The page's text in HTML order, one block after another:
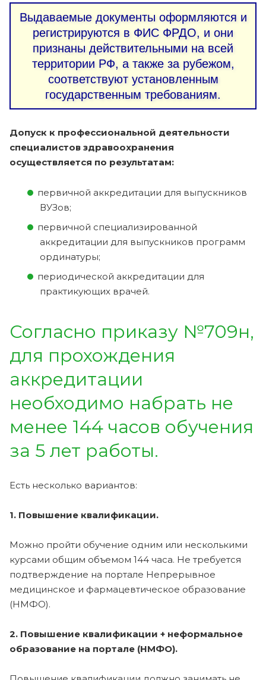
Выдаваемые документы оформляются и
регистрируются в ФИС ФРДО, и они
признаны действительными на всей
территории РФ, а также за рубежом,
соответствуют установленным
государственным требованиям.
Допуск к профессиональной деятельности
специалистов здравоохранения
осуществляется по результатам:
первичной аккредитации для выпускников
ВУЗов;
первичной специализированной
аккредитации для выпускников программ
ординатуры;
периодической аккредитации для
практикующих врачей.
Согласно приказу №709н,
для прохождения
аккредитации
необходимо набрать не
менее 144 часов обучения
за 5 лет работы.
Есть несколько вариантов:
1. Повышение квалификации.
Можно пройти обучение одним или несколькими
курсами общим объемом 144 часа. Не требуется
подтверждение на портале Непрерывное
медицинское и фармацевтическое образование
(НМФО).
2. Повышение квалификации + неформальное
образование на портале (НМФО).